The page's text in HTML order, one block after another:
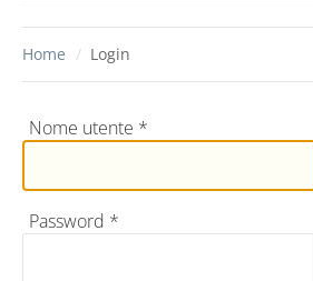
Home / Login
Nome utente *
Password *